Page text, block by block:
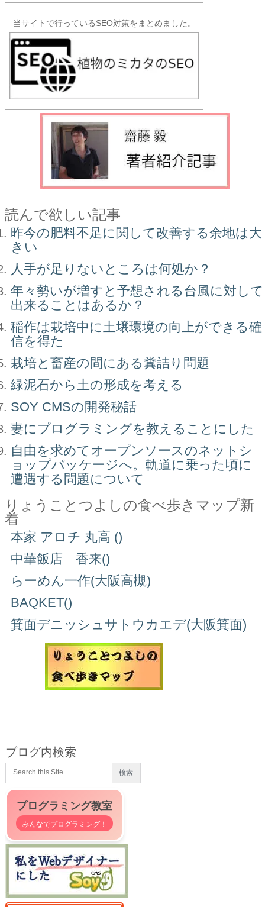
当サイトで行っているSEO対策をまとめました。
読んで欲しい記事
昨今の肥料不足に関して改善する余地は大
きい
人手が足りないところは何処か？
年々勢いが増すと予想される台風に対して
出来ることはあるか？
稲作は栽培中に土壌環境の向上ができる確
信を得た
栽培と畜産の間にある糞詰り問題
緑泥石から土の形成を考える
SOY CMSの開発秘話
妻にプログラミングを教えることにした
自由を求めてオープンソースのネットシ
ョップパッケージへ。軌道に乗った頃に
遭遇する問題について
りょうことつよしの食べ歩きマップ新
着
本家 アロチ 丸高 ()
中華飯店 香来()
らーめん一作(大阪高槻)
BAQKET()
箕面デニッシュサトウカエデ(大阪箕面)
ブログ内検索
プログラミング教室
みんなでプログラミング！